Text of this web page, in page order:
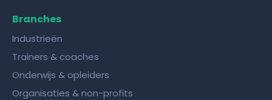
Branches
Industrieën
Trainers & coaches
Onderwijs & opleiders
Organisaties & non-profits